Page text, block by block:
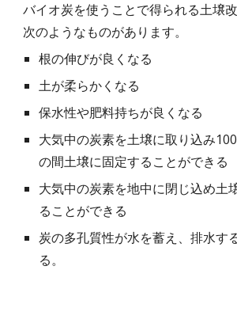
バイオ炭を使うことで得られる土壌
次のようなものがあります。
根の伸びが良くなる
土が柔らかくなる
保水性や肥料持ちが良くなる
大気中の炭素を土壌に取り込み
の間土壌に固定することができる
大気中の炭素を地中に閉じ込め土
ることができる
炭の多孔質性が水を蓄え、排水す
る。